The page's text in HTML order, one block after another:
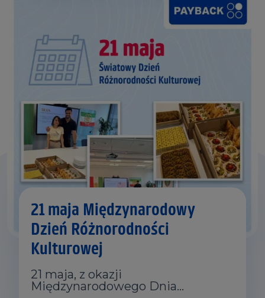
21 maja Międzynarodowy
Dzień Różnorodności
Kulturowej
21 maja, z okazji
Międzynarodowego Dnia…